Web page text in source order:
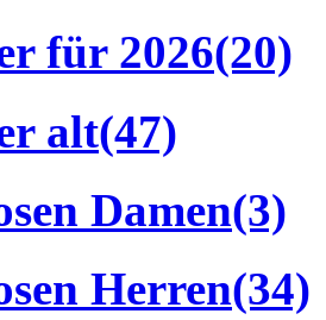
für 2026(20)
alt(47)
Damen(3)
Herren(34)